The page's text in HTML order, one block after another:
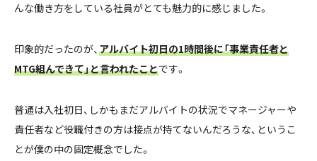
んな働き方をしている社員がとても魅力的に感じました。
印象的だったのが、アルバイト初日の1時間後に「事業責任者と
MTG組んできて」と言われたことです。
普通は入社初日、しかもまだアルバイトの状況でマネージャーや
責任者など役職付きの方は接点が持てないんだろうな、というこ
とが僕の中の固定概念でした。